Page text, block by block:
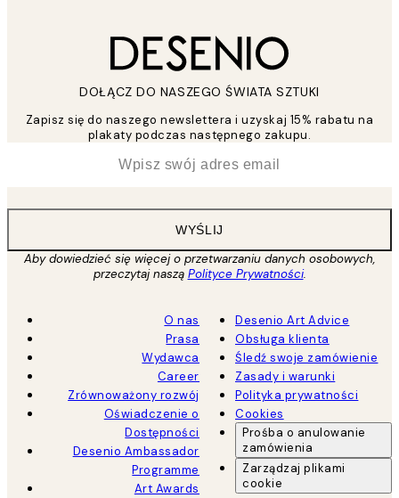
DOŁĄCZ DO NASZEGO ŚWIATA SZTUKI
Zapisz się do naszego newslettera i uzyskaj 15% rabatu na
plakaty podczas następnego zakupu.
WYŚLIJ
Aby dowiedzieć się więcej o przetwarzaniu danych osobowych,
przeczytaj naszą Polityce Prywatności.
O nas
Prasa
Wydawca
Career
Zrównoważony rozwój
Oświadczenie o
Dostępności
Desenio Ambassador
Programme
Art Awards
Desenio Art Advice
Obsługa klienta
Śledź swoje zamówienie
Zasady i warunki
Polityka prywatności
Cookies
Prośba o anulowanie
zamówienia
Zarządzaj plikami
cookie